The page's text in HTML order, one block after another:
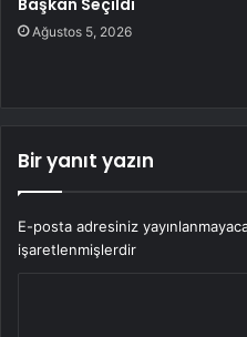
Başkan Seçildi
Ağustos 5, 2026
Bir yanıt yazın
E-posta adresiniz
işaretlenmişlerdir